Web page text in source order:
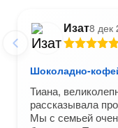
Изат8 дек
Шоколадно-
Тиана,
рассказывала
Мы с семьей